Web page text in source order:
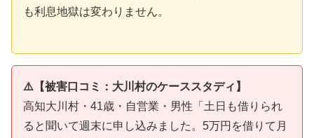
も利息地獄は変わりません。
⚠️【被害口コミ：大川村のケーススタディ】
高知大川村・41歳・自営業・男性「土日も借りられ
ると聞いて週末に申し込みました。5万円を借りて月